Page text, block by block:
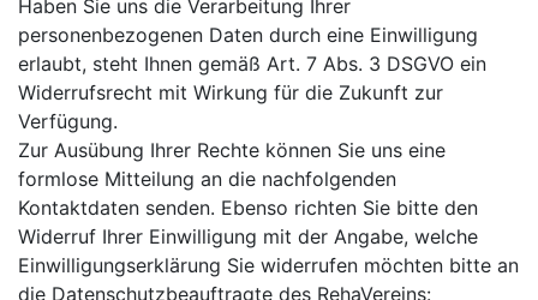
Haben Sie uns die Verarbeitung Ihrer
personenbezogenen Daten durch eine Einwilligung
erlaubt, steht Ihnen gemäß Art. 7 Abs. 3 DSGVO ein
Widerrufsrecht mit Wirkung für die Zukunft zur
Verfügung.
Zur Ausübung Ihrer Rechte können Sie uns eine
formlose Mitteilung an die nachfolgenden
Kontaktdaten senden. Ebenso richten Sie bitte den
Widerruf Ihrer Einwilligung mit der Angabe, welche
Einwilligungserklärung Sie widerrufen möchten bitte an
die Datenschutzbeauftragte des RehaVereins: